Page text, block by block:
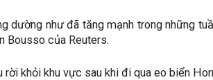
dường như đã tăng mạnh trong những
Bousso của Reuters.
rời khỏi khu vực sau khi đi qua eo biển